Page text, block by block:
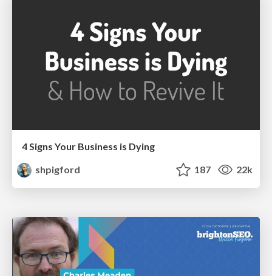
4 Signs Your Business is Dying
shpigford
187 22k